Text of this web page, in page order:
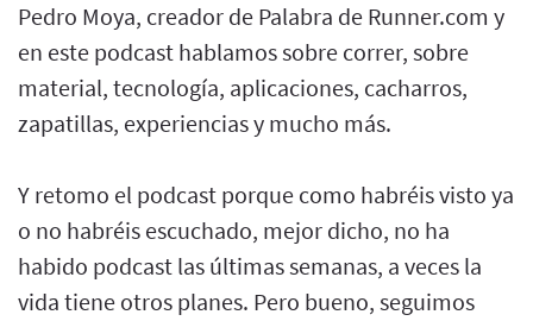
Pedro Moya, creador de Palabra de Runner.com y
en este podcast hablamos sobre correr, sobre
material, tecnología, aplicaciones, cacharros,
zapatillas, experiencias y mucho más.
Y retomo el podcast porque como habréis visto ya
o no habréis escuchado, mejor dicho, no ha
habido podcast las últimas semanas, a veces la
vida tiene otros planes. Pero bueno, seguimos